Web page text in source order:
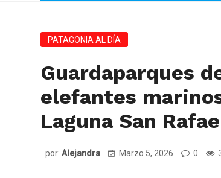
PATAGONIA AL DÍA
Guardaparques
elefantes
Laguna San
por: Alejandra Marzo 5, 2026 0